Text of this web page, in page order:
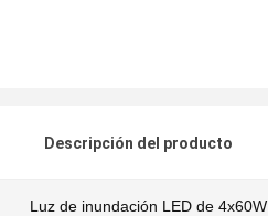
Descripción del producto
Luz de inundación LED de 4x60W